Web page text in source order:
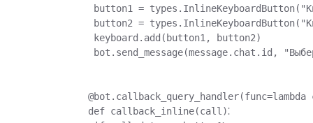
button1 =
button2 =
keyboard.add(button1, button2)
bot.send_message(message.chat.id,
def callback_inline(call)⁚